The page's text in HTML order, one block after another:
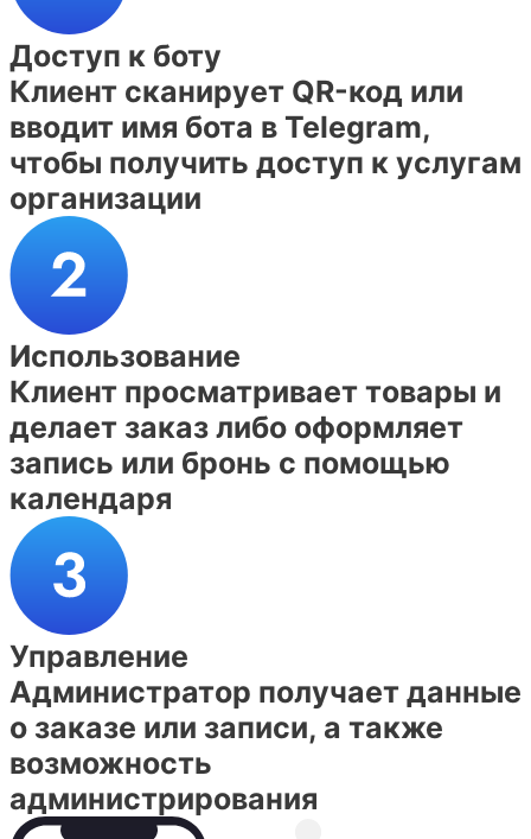
Доступ к боту
Клиент сканирует QR-код или
вводит имя бота в Telegram,
чтобы получить доступ к услугам
организации
Использование
Клиент просматривает товары и
делает заказ либо оформляет
запись или бронь с помощью
календаря
Управление
Администратор получает данные
о заказе или записи, а также
возможность
администрирования